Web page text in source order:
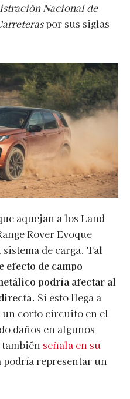
Nacional de
por sus siglas
aquejan a los Land
Rover Evoque
de carga. Tal
efecto de campo
podría afectar al
Si esto llega a
corto circuito en el
daños en algunos
señala en su
podría representar un